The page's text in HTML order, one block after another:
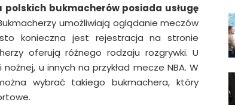
polskich bukmacherów posiada usługę
umożliwiają oglądanie meczów
konieczna jest rejestracja na stronie
oferują różnego rodzaju rozgrywki. U
u innych na przykład mecze NBA. W
wybrać takiego bukmachera, który